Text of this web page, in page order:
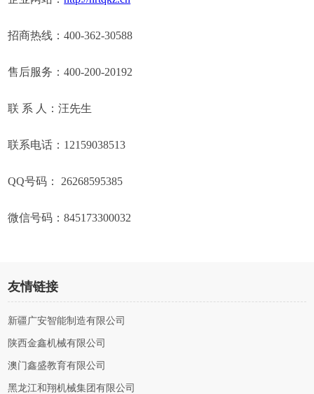
招商热线：400-362-30588
售后服务：400-200-20192
联 系 人：汪先生
联系电话：12159038513
QQ号码： 26268595385
微信号码：845173300032
友情链接
新疆广安智能制造有限公司
陕西金鑫机械有限公司
澳门鑫盛教育有限公司
黑龙江和翔机械集团有限公司